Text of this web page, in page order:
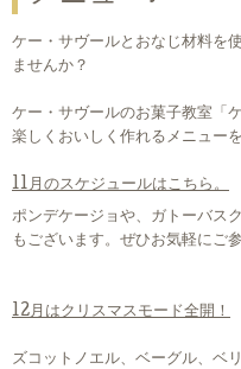
ケー・サヴールとおなじ材料を
ませんか？
ケー・サヴールのお菓子教室「
楽しくおいしく作れるメニュー
11月のスケジュールはこちら。
ポンデケージョや、ガトーバス
もございます。ぜひお気軽にご
12月はクリスマスモード全開！
ズコットノエル、ベーグル、ベ